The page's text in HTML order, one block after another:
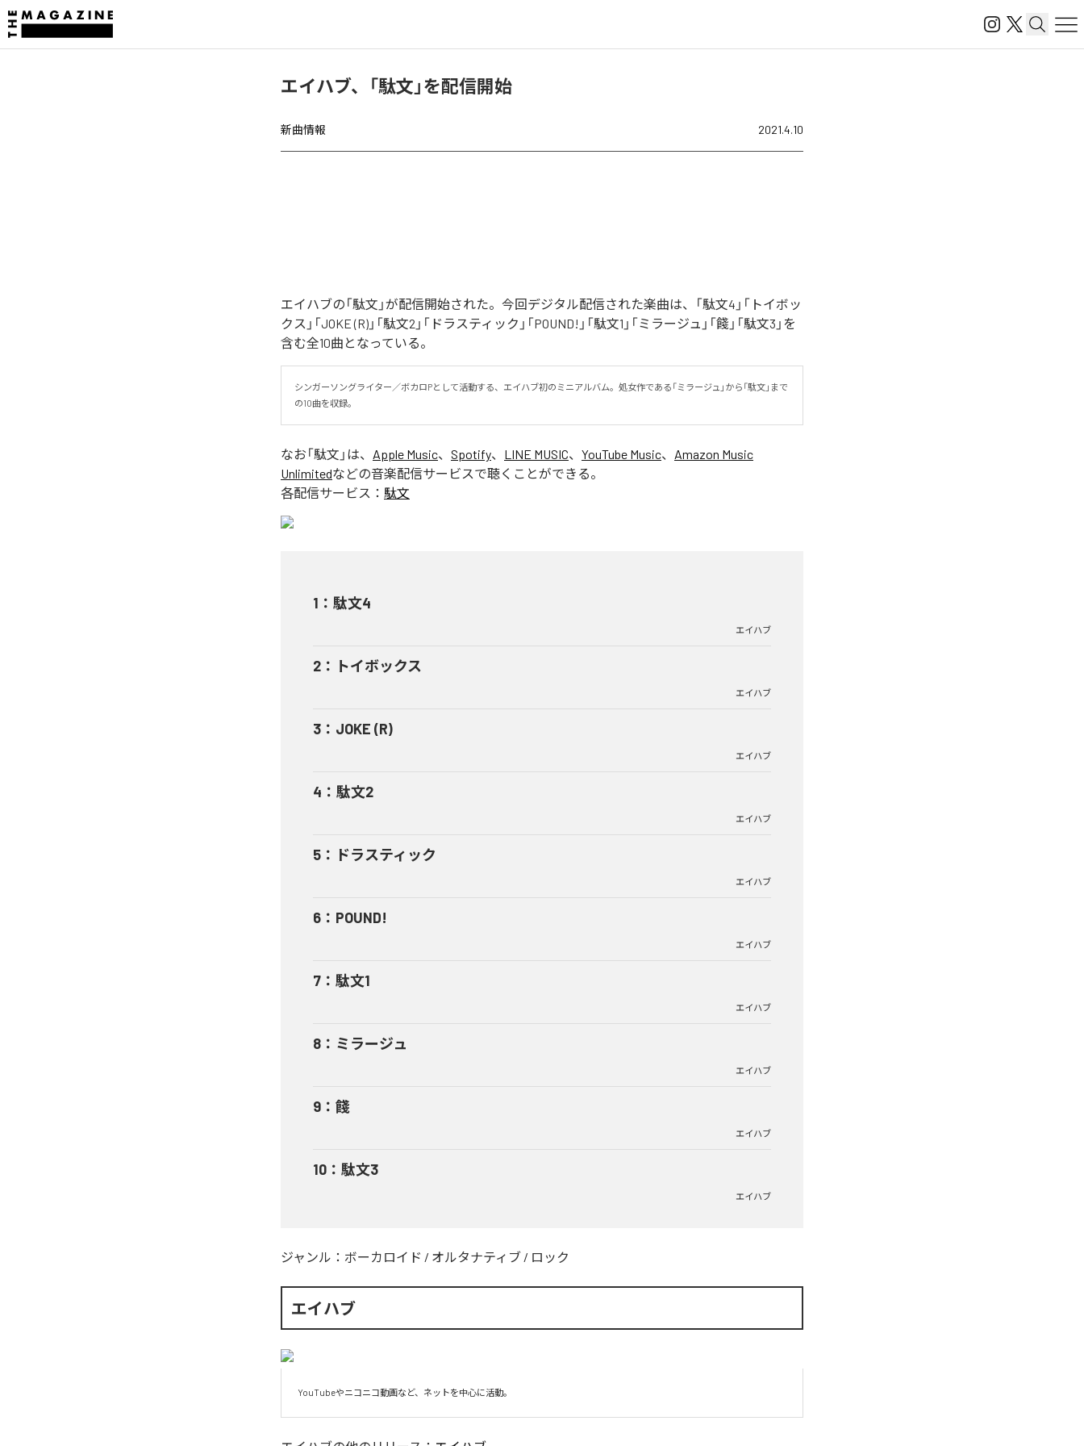
エイハブ、「駄文」を配信開始
新曲情報 2021.4.10
エイハブの「駄文」が配信開始された。今回デジタル配信された楽曲は、「駄文4」「トイボッ
クス」「JOKE (R)」「駄文2」「ドラスティック」「POUND!」「駄文1」「ミラージュ」「餞」「駄文3」を
含む全10曲となっている。
シンガーソングライター／ボカロPとして活動する、エイハブ初のミニアルバム。処女作である「ミラージュ」から「駄文」まで
の10曲を収録。
なお「駄文 」は、 Apple Music、 Spotify、 LINE MUSIC、 YouTube Music、 Amazon Music
Unlimitedなどの音楽配信サービスで聴くことができる。
各配信サービス： 駄文
1 ： 駄文4
エイハブ
2 ： トイボックス
エイハブ
3 ： JOKE (R)
エイハブ
4 ： 駄文2
エイハブ
5 ： ドラスティック
エイハブ
6 ： POUND!
エイハブ
7 ： 駄文1
エイハブ
8 ： ミラージュ
エイハブ
9 ： 餞
エイハブ
10 ： 駄文3
エイハブ
ジャンル： ボーカロイド / オルタナティブ / ロック
エイハブ
YouTubeやニコニコ動画など、ネットを中心に活動。